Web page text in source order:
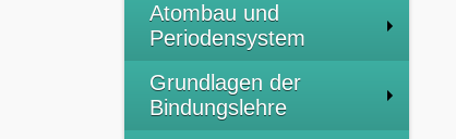
Atombau und
Periodensystem
Grundlagen der
Bindungslehre